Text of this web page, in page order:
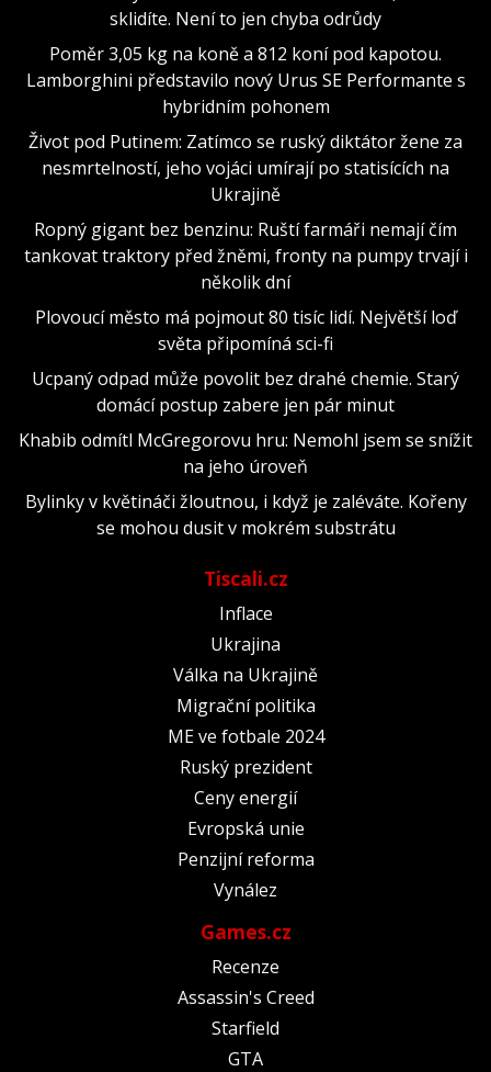
sklidíte. Není to jen chyba odrůdy
Poměr 3,05 kg na koně a 812 koní pod kapotou.
Lamborghini představilo nový Urus SE Performante s
hybridním pohonem
Život pod Putinem: Zatímco se ruský diktátor žene za
nesmrtelností, jeho vojáci umírají po statisících na
Ukrajině
Ropný gigant bez benzinu: Ruští farmáři nemají čím
tankovat traktory před žněmi, fronty na pumpy trvají i
několik dní
Plovoucí město má pojmout 80 tisíc lidí. Největší loď
světa připomíná sci-fi
Ucpaný odpad může povolit bez drahé chemie. Starý
domácí postup zabere jen pár minut
Khabib odmítl McGregorovu hru: Nemohl jsem se snížit
na jeho úroveň
Bylinky v květináči žloutnou, i když je zaléváte. Kořeny
se mohou dusit v mokrém substrátu
Tiscali.cz
Inflace
Ukrajina
Válka na Ukrajině
Migrační politika
ME ve fotbale 2024
Ruský prezident
Ceny energií
Evropská unie
Penzijní reforma
Vynález
Games.cz
Recenze
Assassin's Creed
Starfield
GTA